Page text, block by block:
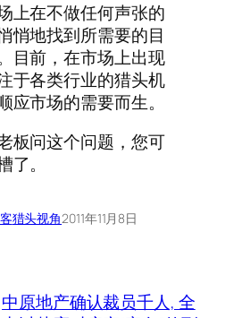
上在不做任何声张的
悄地找到所需要的目
目前，在市场上出现
于各类行业的猎头机
应市场的需要而生。
板问这个问题，您可
了。
猎头视角2011年11月8日
中原地产确认裁员千人, 全